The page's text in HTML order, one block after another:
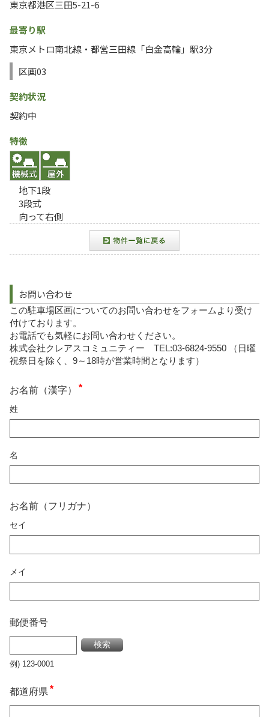
東京都港区三田5-21-6
最寄り駅
東京メトロ南北線・都営三田線「白金高輪」駅3分
区画03
契約状況
契約中
特徴
地下1段
3段式
向って右側
お問い合わせ